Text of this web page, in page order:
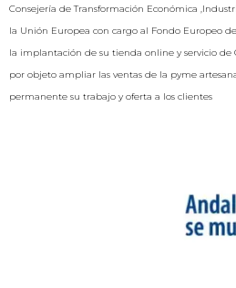
Consejería de Transformación Económica
la Unión Europea con cargo al Fondo Europeo
la implantación de su tienda online y servicio
por objeto ampliar las ventas de la pyme
permanente su trabajo y oferta a los clientes